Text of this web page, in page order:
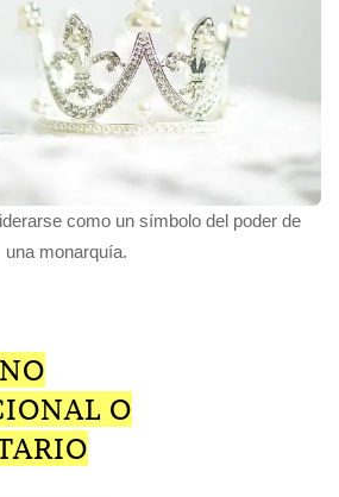
como un símbolo del poder de
una monarquía.
O